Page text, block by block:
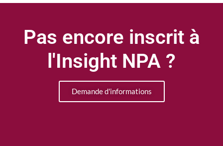
Pas encore inscrit à
l'Insight NPA ?
Demande d'informations